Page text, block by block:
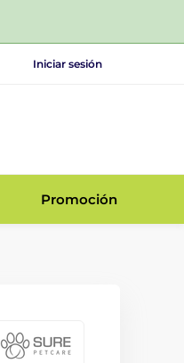
Iniciar sesión
Promoción